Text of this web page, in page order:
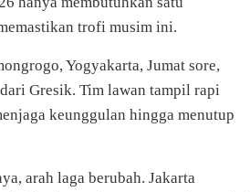
trofi musim ini.
Yogyakarta, Jumat sore,
Gresik. Tim lawan tampil rapi
keunggulan hingga menutup
arah laga berubah. Jakarta